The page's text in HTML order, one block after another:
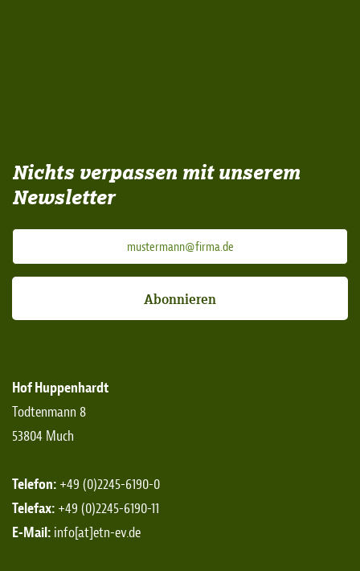
Nichts verpassen mit unserem
Newsletter
Abonnieren
Hof Huppenhardt
Todtenmann 8
53804 Much
Telefon: +49 (0)2245-6190-0
Telefax: +49 (0)2245-6190-11
E-Mail: info[at]etn-ev.de